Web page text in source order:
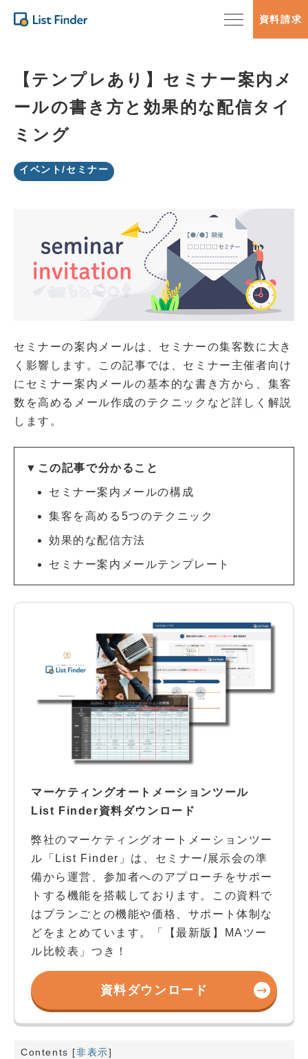
資料請求
【テンプレあり】セミナー案内メ
ールの書き方と効果的な配信タイ
ミング
イベント/セミナー
セミナーの案内メールは、セミナーの集客数に大き
く影響します。この記事では、セミナー主催者向け
にセミナー案内メールの基本的な書き方から、集客
数を高めるメール作成のテクニックなど詳しく解説
します。
▼この記事で分かること
セミナー案内メールの構成
集客を高める5つのテクニック
効果的な配信方法
セミナー案内メールテンプレート
マーケティングオートメーションツール
List Finder資料ダウンロード
弊社のマーケティングオートメーションツー
ル「List Finder」は、セミナー/展示会の準
備から運営、参加者へのアプローチをサポー
トする機能を搭載しております。この資料で
はプランごとの機能や価格、サポート体制な
どをまとめています。「【最新版】MAツー
ル比較表」つき！
資料ダウンロード
Contents [非表示]